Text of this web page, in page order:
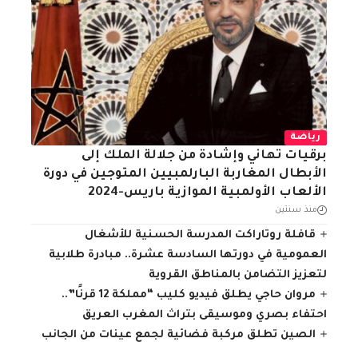
رياضة
برقيات تهاني وإشادة من جلالة الملك إلى
الأبطال المغاربة البارلمبيين المتوجين في دورة
الألعاب الأولمبية الموازية باريس-2024
منذ سنتين
قافلة روتاراكت المدرسة الحسنية للأشغال
العمومية في دورتها السادسة عشرة.. مبادرة طلابية
لتعزيز التضامن بالمناطق القروية
مروان حاجي يطلق فيديو كليب “مملكة 12 قرنًا”..
احتفاء بصري وموسيقى بتراث المغرب العريق
الصين تطلق مركبة فضائية لجمع عينات من الجانب